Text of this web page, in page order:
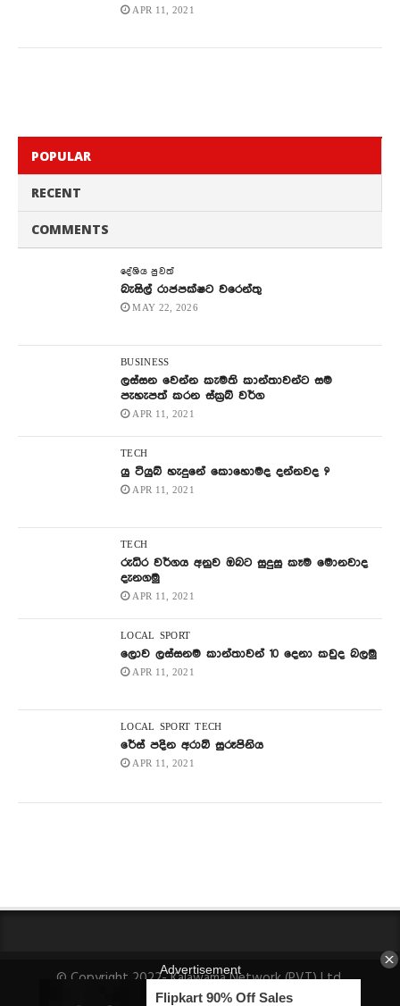
APR 11, 2021
POPULAR
RECENT
COMMENTS
දේශිය පුවත්
බැසිල් රාජපක්ෂට වරෙන්තු
MAY 22, 2026
BUSINESS
ලස්සන වෙන්න කැමති කාන්තාවන්ට සම
පැහැපත් කරන ස්ක්‍රබ් වර්ග
APR 11, 2021
TECH
යු ටියුබ් හැදුනේ කොහොමද දන්නවද ?
APR 11, 2021
TECH
රුධිර වර්ගය අනුව ඔබට සුදුසු කෑම මොනවාද
දැනගමු
APR 11, 2021
LOCAL SPORT
ලොව ලස්සනම කාන්තාවන් 10 දෙනා කවුද බලමු
APR 11, 2021
LOCAL SPORT TECH
රේස් පදින අරාබි සුරූපිනිය
APR 11, 2021
© Copyright 2022- Kalawama Network (PVT) Ltd.